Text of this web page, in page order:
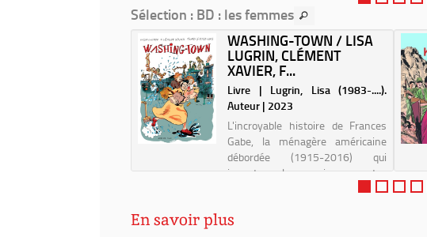
Charlot...
Sélection : BD : les femmes
WASHING-TOWN / LISA
LUGRIN, CLÉMENT
XAVIER, F...
Livre | Lugrin, Lisa (1983-....).
Auteur | 2023
L'incroyable histoire de Frances
Gabe, la ménagère américaine
débordée (1915-2016) qui
inventa la maison auto-
En savoir plus